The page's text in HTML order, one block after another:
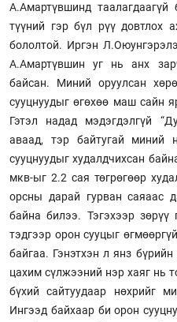
А.Амартүвшинд
түүний гэр бүл рүү довтлох
бололтой. Иргэн
А.Амартүвшин уг нь анх
байсан. Миний оруулсан
сууцнуудыг өгөхөө маш сайн
Гэтэл надад мэдэгдэлгүй
аваад, тэр байтугай миний
сууцнуудыг худалдчихсан
мкв-ыг 2.2 сая төгрөгөөр
орсны дарай гурван саяаас
байна билээ. Тэгэхээр
тэдгээр орон сууцыг
байгаа. Гэнэтхэн л янз
цахим сүлжээний нэр хаяг нь
бүхий сайтуудаар нөхрийг
Ингээд байхаар би орон